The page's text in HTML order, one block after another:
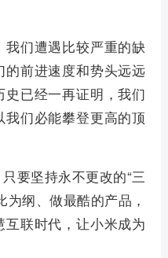
们遭遇比较严重的缺
前进速度和势头远远
已经一再证明，我们
们必能攀登更高的顶
要坚持永不更改的“三
为纲、做最酷的产品，
联时代，让小米成为